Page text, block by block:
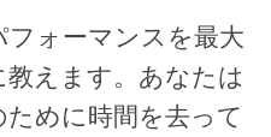
ォーマンスを最大
えます。あなたは
めに時間を去って